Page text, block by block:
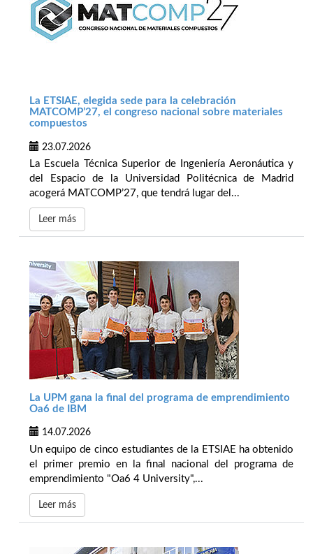
La ETSIAE, elegida sede para la celebración
MATCOMP’27, el congreso nacional sobre materiales
compuestos
23.07.2026
La Escuela Técnica Superior de Ingeniería Aeronáutica y
del Espacio de la Universidad Politécnica de Madrid
acogerá MATCOMP’27, que tendrá lugar del...
Leer más
La UPM gana la final del programa de emprendimiento
Oa6 de IBM
14.07.2026
Un equipo de cinco estudiantes de la ETSIAE ha obtenido
el primer premio en la final nacional del programa de
emprendimiento "Oa6 4 University",...
Leer más